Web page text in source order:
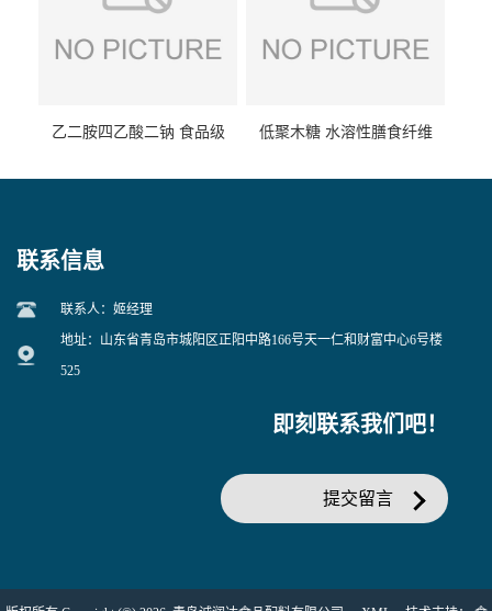
乙二胺四乙酸二钠 食品级
低聚木糖 水溶性膳食纤维
联系信息
联系人：姬经理
地址：山东省青岛市城阳区正阳中路166号天一仁和财富中心6号楼
525
即刻联系我们吧！
提交留言